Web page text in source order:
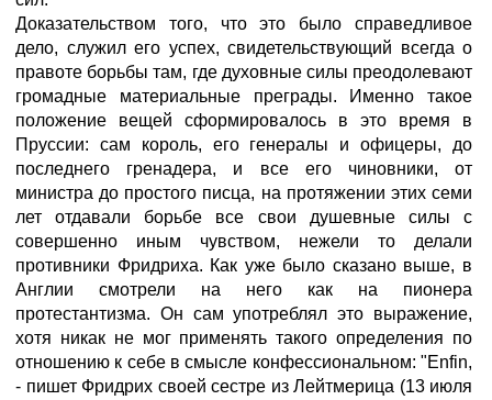
Доказательством того, что это было справедливое
дело, служил его успех, свидетельствующий всегда о
правоте борьбы там, где духовные силы преодолевают
громадные материальные преграды. Именно такое
положение вещей сформировалось в это время в
Пруссии: сам король, его генералы и офицеры, до
последнего гренадера, и все его чиновники, от
министра до простого писца, на протяжении этих семи
лет отдавали борьбе все свои душевные силы с
совершенно иным чувством, нежели то делали
противники Фридриха. Как уже было сказано выше, в
Англии смотрели на него как на пионера
протестантизма. Он сам употреблял это выражение,
хотя никак не мог применять такого определения по
отношению к себе в смысле конфессиональном: "Enfin,
- пишет Фридрих своей сестре из Лейтмерица (13 июля